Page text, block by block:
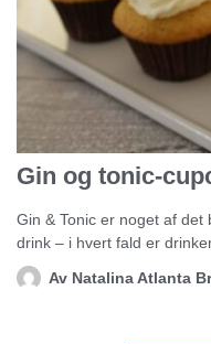
Gin og tonic-
Gin & Tonic er noget af
drink – i hvert fald er
Av Natalina Atlanta